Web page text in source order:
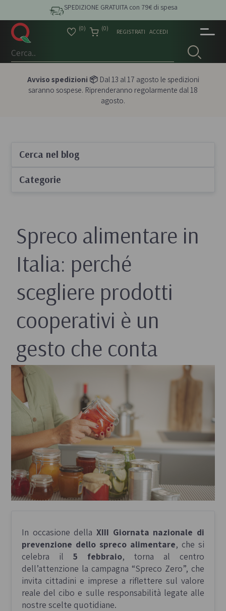
SPEDIZIONE GRATUITA con 79€ di spesa
(0) (0) REGISTRATI ACCEDI
Avviso spedizioni 📦Dal 13 al 17 agosto le spedizioni
saranno sospese. Riprenderanno regolarmente dal 18
agosto.
Cerca nel blog
Categorie
Spreco alimentare in
Italia: perché
scegliere prodotti
cooperativi è un
gesto che conta
In occasione della XIII Giornata nazionale di
prevenzione dello spreco alimentare, che si
celebra il 5 febbraio, torna al centro
dell’attenzione la campagna “Spreco Zero”, che
invita cittadini e imprese a riflettere sul valore
reale del cibo e sulle responsabilità legate alle
nostre scelte quotidiane.